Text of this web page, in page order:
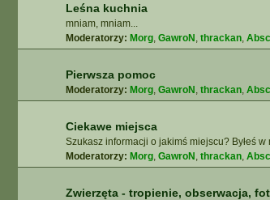
Leśna kuchnia
mniam, mniam...
Moderatorzy: Morg, GawroN, thrackan,
Pierwsza pomoc
Moderatorzy: Morg, GawroN, thrackan,
Ciekawe miejsca
Szukasz informacji o jakimś miejscu? Byłeś
Moderatorzy: Morg, GawroN, thrackan,
Zwierzęta - tropienie, obserwacja,